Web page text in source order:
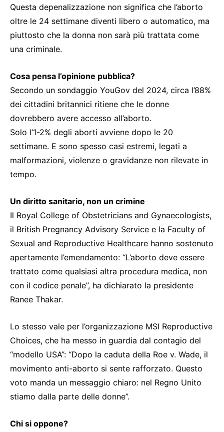
Questa depenalizzazione non significa che l’aborto
oltre le 24 settimane diventi libero o automatico, ma
piuttosto che la donna non sarà più trattata come
una criminale.
Cosa pensa l’opinione pubblica?
Secondo un sondaggio YouGov del 2024, circa l’88%
dei cittadini britannici ritiene che le donne
dovrebbero avere accesso all’aborto.
Solo l’1-2% degli aborti avviene dopo le 20
settimane. E sono spesso casi estremi, legati a
malformazioni, violenze o gravidanze non rilevate in
tempo.
Un diritto sanitario, non un crimine
Il Royal College of Obstetricians and Gynaecologists,
il British Pregnancy Advisory Service e la Faculty of
Sexual and Reproductive Healthcare hanno sostenuto
apertamente l’emendamento: “L’aborto deve essere
trattato come qualsiasi altra procedura medica, non
con il codice penale”, ha dichiarato la presidente
Ranee Thakar.
Lo stesso vale per l’organizzazione MSI Reproductive
Choices, che ha messo in guardia dal contagio del
“modello USA”: “Dopo la caduta della Roe v. Wade, il
movimento anti-aborto si sente rafforzato. Questo
voto manda un messaggio chiaro: nel Regno Unito
stiamo dalla parte delle donne”.
Chi si oppone?